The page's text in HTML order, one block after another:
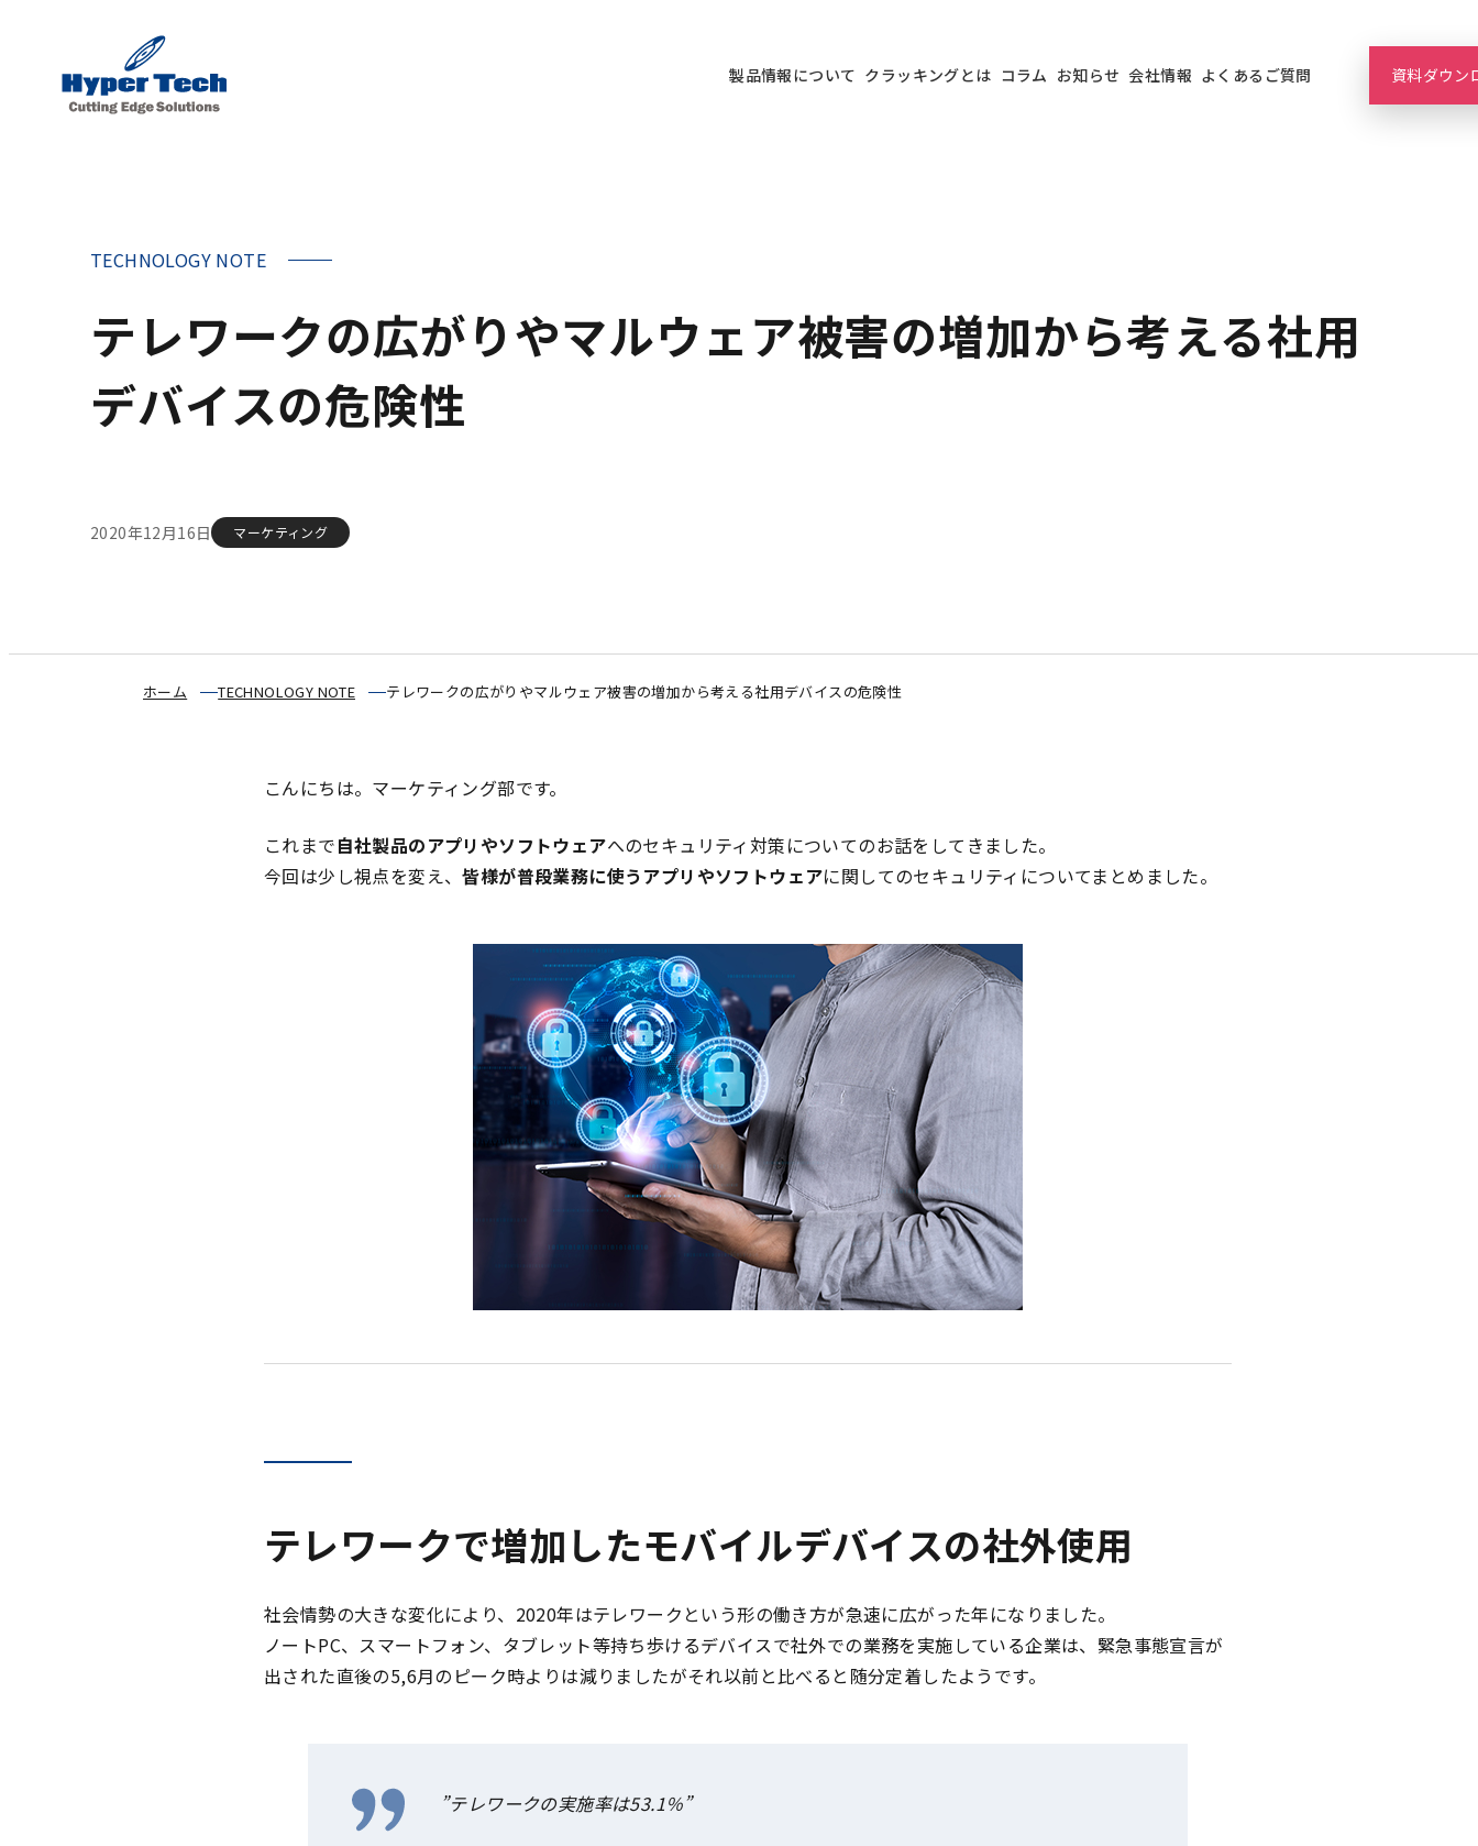
製品情報について クラッキングとは コラム お知らせ 会社情報 よくあるご質問 資料ダウン
テレワークの広がりやマルウェア被害の増加から考える社用
デバイスの危険性
TECHNOLOGY NOTE
2020年12月16日 マーケティング
ホーム TECHNOLOGY NOTE テレワークの広がりやマルウェア被害の増加から考える社用デバイスの危険性
こんにちは。マーケティング部です。
これまで自社製品のアプリやソフトウェアへのセキュリティ対策についてのお話をしてきました。
今回は少し視点を変え、皆様が普段業務に使うアプリやソフトウェアに関してのセキュリティについてまとめました。
テレワークで増加したモバイルデバイスの社外使用
社会情勢の大きな変化により、2020年はテレワークという形の働き方が急速に広がった年になりました。
ノートPC、スマートフォン、タブレット等持ち歩けるデバイスで社外での業務を実施している企業は、緊急事態宣言が
出された直後の5,6月のピーク時よりは減りましたがそれ以前と比べると随分定着したようです。
”テレワークの実施率は53.1％”